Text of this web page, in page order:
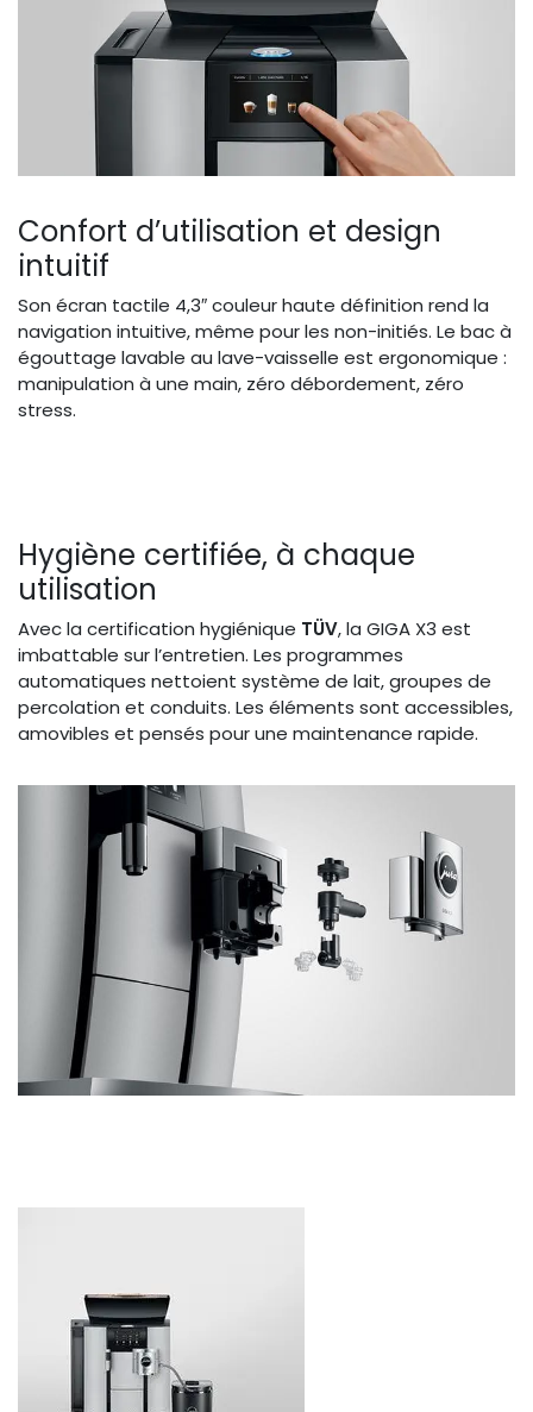
Confort d’utilisation et design
intuitif
Son écran tactile 4,3″ couleur haute définition rend la
navigation intuitive, même pour les non-initiés. Le bac à
égouttage lavable au lave-vaisselle est ergonomique :
manipulation à une main, zéro débordement, zéro
stress.
Hygiène certifiée, à chaque
utilisation
Avec la certification hygiénique TÜV, la GIGA X3 est
imbattable sur l’entretien. Les programmes
automatiques nettoient système de lait, groupes de
percolation et conduits. Les éléments sont accessibles,
amovibles et pensés pour une maintenance rapide.